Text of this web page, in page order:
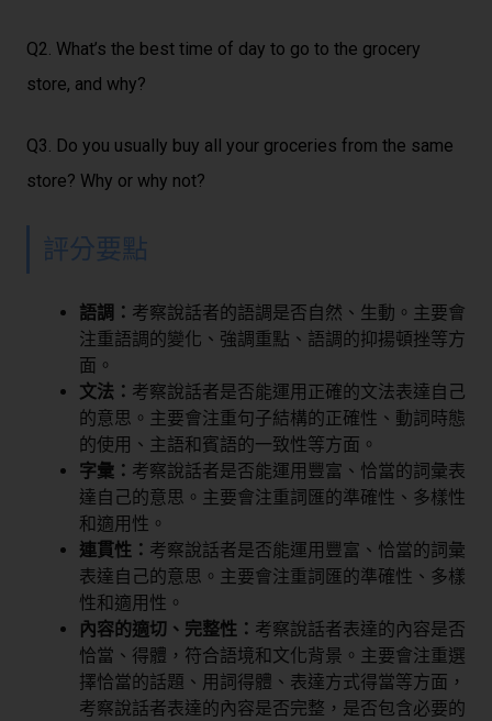
Q2. What’s the best time of day to go to the grocery
store, and why?
Q3. Do you usually buy all your groceries from the same
store? Why or why not?
評分要點
語調： 考察說話者的語調是否自然、生動。主要會
注重語調的變化、強調重點、語調的抑揚頓挫等方
面。
文法： 考察說話者是否能運用正確的文法表達自己
的意思。主要會注重句子結構的正確性、動詞時態
的使用、主語和賓語的一致性等方面。
字彙： 考察說話者是否能運用豐富、恰當的詞彙表
達自己的意思。主要會注重詞匯的準確性、多樣性
和適用性。
連貫性： 考察說話者是否能運用豐富、恰當的詞彙
表達自己的意思。主要會注重詞匯的準確性、多樣
性和適用性。
內容的適切、完整性： 考察說話者表達的內容是否
恰當、得體，符合語境和文化背景。主要會注重選
擇恰當的話題、用詞得體、表達方式得當等方面，
考察說話者表達的內容是否完整，是否包含必要的